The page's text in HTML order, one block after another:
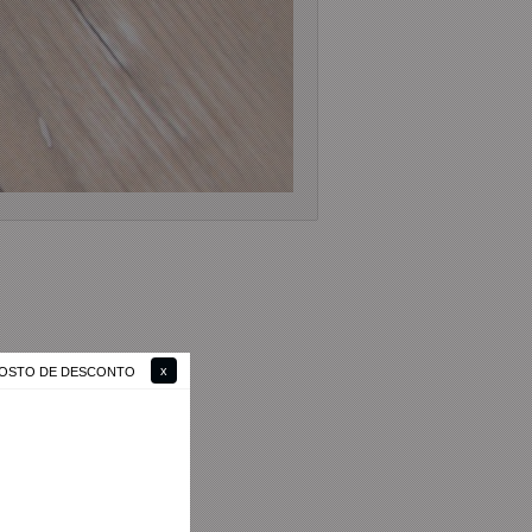
DE DESCONTO